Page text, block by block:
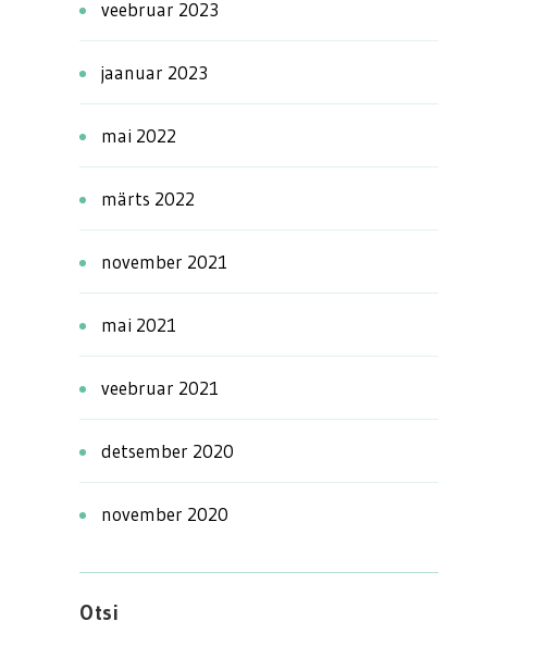
veebruar 2023
jaanuar 2023
mai 2022
märts 2022
november 2021
mai 2021
veebruar 2021
detsember 2020
november 2020
Otsi